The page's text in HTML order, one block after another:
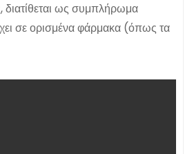
διατίθεται ως συμπλήρωμα
σε ορισμένα φάρμακα (όπως τα